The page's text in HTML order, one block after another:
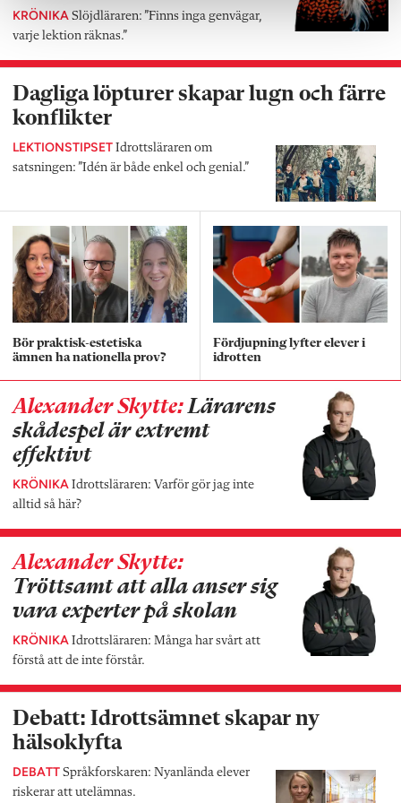
KRÖNIKA Slöjdläraren: ”Finns inga genvägar,
varje lektion räknas.”
Dagliga löpturer skapar lugn och färre
konflikter
LEKTIONSTIPSET Idrottsläraren om
satsningen: ”Idén är både enkel och genial.”
Bör praktisk-estetiska
ämnen ha nationella prov?
Fördjupning lyfter elever i
idrotten
Alexander Skytte:Lärarens
skådespel är extremt
effektivt
KRÖNIKA Idrottsläraren: Varför gör jag inte
alltid så här?
Alexander Skytte:
Tröttsamt att alla anser sig
vara experter på skolan
KRÖNIKA Idrottsläraren: Många har svårt att
förstå att de inte förstår.
Debatt: Idrottsämnet skapar ny
hälsoklyfta
DEBATT Språkforskaren: Nyanlända elever
riskerar att utelämnas.